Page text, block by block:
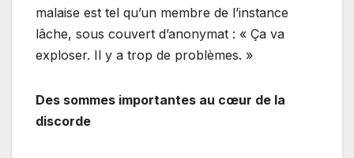
malaise est tel qu’un membre de l’instance
lâche, sous couvert d’anonymat : « Ça va
exploser. Il y a trop de problèmes. »
Des sommes importantes au cœur de la
discorde